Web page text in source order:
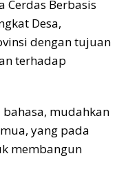
Cerdas Berbasis
Desa,
dengan tujuan
terhadap
bahasa, mudahkan
yang pada
membangun